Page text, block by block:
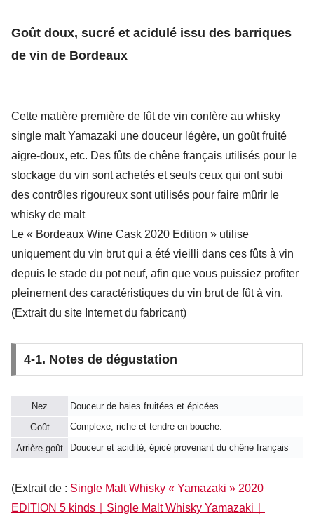
Goût doux, sucré et acidulé issu des barriques
de vin de Bordeaux
Cette matière première de fût de vin confère au whisky
single malt Yamazaki une douceur légère, un goût fruité
aigre-doux, etc. Des fûts de chêne français utilisés pour le
stockage du vin sont achetés et seuls ceux qui ont subi
des contrôles rigoureux sont utilisés pour faire mûrir le
whisky de malt
Le « Bordeaux Wine Cask 2020 Edition » utilise
uniquement du vin brut qui a été vieilli dans ces fûts à vin
depuis le stade du pot neuf, afin que vous puissiez profiter
pleinement des caractéristiques du vin brut de fût à vin.
(Extrait du site Internet du fabricant)
4-1. Notes de dégustation
Nez
Douceur de baies fruitées et épicées
Goût
Complexe, riche et tendre en bouche.
Arrière-goût Douceur et acidité, épicé provenant du chêne français
(Extrait de : Single Malt Whisky « Yamazaki » 2020
EDITION 5 kinds｜Single Malt Whisky Yamazaki｜